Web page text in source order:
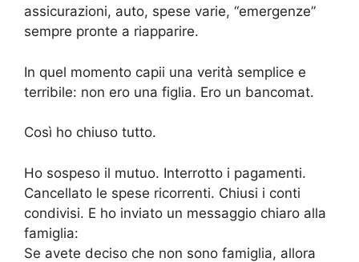
assicurazioni, auto, spese varie, “emergenze”
sempre pronte a riapparire.
In quel momento capii una verità semplice e
terribile: non ero una figlia. Ero un bancomat.
Così ho chiuso tutto.
Ho sospeso il mutuo. Interrotto i pagamenti.
Cancellato le spese ricorrenti. Chiusi i conti
condivisi. E ho inviato un messaggio chiaro alla
famiglia:
Se avete deciso che non sono famiglia, allora